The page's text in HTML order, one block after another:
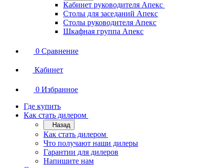
Кабинет руководителя Апекс
Столы для заседаний Апекс
Столы руководителя Апекс
Шкафная группа Апекс
0 Сравнение
Кабинет
0 Избранное
Где купить
Как стать дилером
Назад
Как стать дилером
Что получают наши дилеры
Гарантии для дилеров
Напишите нам